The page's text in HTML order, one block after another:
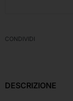
CONDIVIDI
DESCRIZIONE